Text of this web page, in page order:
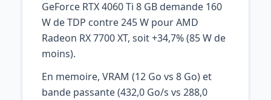
GeForce RTX 4060 Ti 8 GB demande 160
W de TDP contre 245 W pour AMD
Radeon RX 7700 XT, soit +34,7% (85 W de
moins).
En memoire, VRAM (12 Go vs 8 Go) et
bande passante (432,0 Go/s vs 288,0